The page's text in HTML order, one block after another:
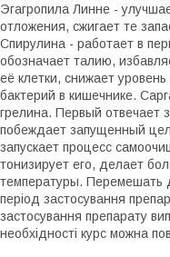
Эгагропила Линне -
отложения, сжигает те
Спирулина - работает в
обозначает талию,
её клетки, снижает
бактерий в кишечнике.
грелина. Первый отвечает
побеждает запущенный
запускает процесс
тонизирует его, делает
температуры. Перемешать
період застосування
застосування препарату
необхідності курс можна